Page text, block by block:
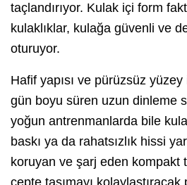
taçlandırıyor. Kulak içi form
kulaklıklar, kulağa güvenli ve
oturuyor.
Hafif yapısı ve pürüzsüz
gün boyu süren uzun dinleme
yoğun antrenmanlarda bile
baskı ya da rahatsızlık hissi
koruyan ve şarj eden kompakt